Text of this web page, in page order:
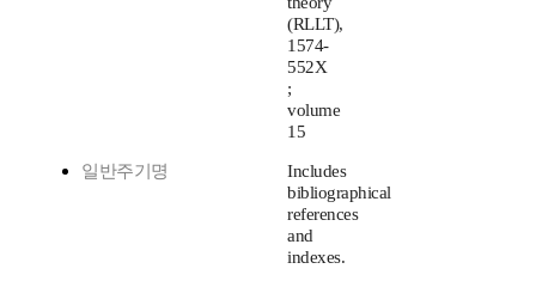
(RLLT),
1574-
552X
;
volume
15
일반주기명
Includes
bibliographical
references
and
indexes.